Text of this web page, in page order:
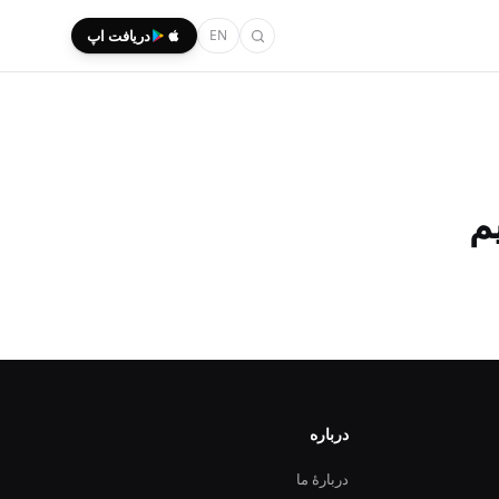
EN دریافت اپ
درباره
دربارهٔ ما